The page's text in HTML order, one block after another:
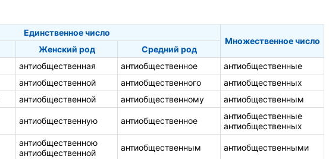
Единственное число
Множественное число
Женский род
Средний род
антиобщественная антиобщественное
антиобщественные
антиобщественной антиобщественного
антиобщественных
антиобщественной антиобщественному антиобщественным
антиобщественную антиобщественное
антиобщественные
антиобщественных
антиобщественною
антиобщественной
антиобщественным антиобщественными